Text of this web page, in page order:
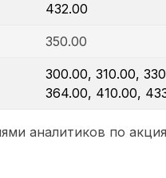
432.00
350.00
300.00, 310.00,
364.00, 410.00,
аналитиков по